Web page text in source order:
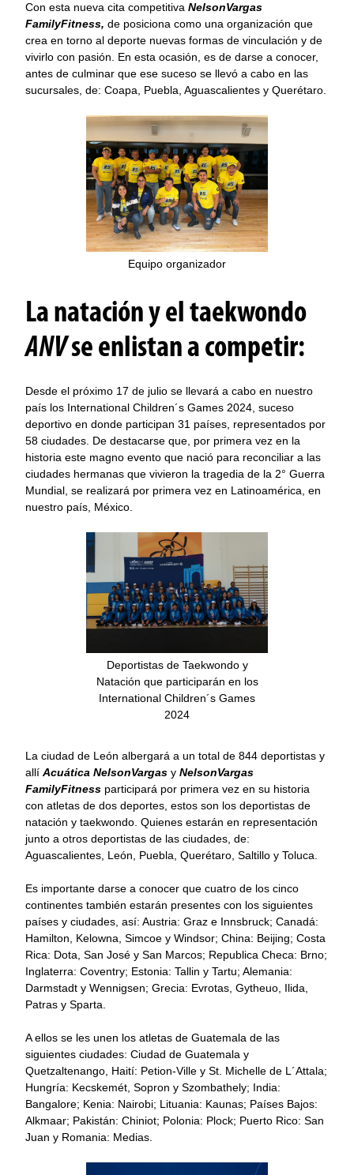
Con esta nueva cita competitiva NelsonVargas
FamilyFitness, de posiciona como una organización que
crea en torno al deporte nuevas formas de vinculación y de
vivirlo con pasión. En esta ocasión, es de darse a conocer,
antes de culminar que ese suceso se llevó a cabo en las
sucursales, de: Coapa, Puebla, Aguascalientes y Querétaro.
Equipo organizador
La natación y el taekwondo
ANVse enlistan a competir:
Desde el próximo 17 de julio se llevará a cabo en nuestro
país los International Children´s Games 2024, suceso
deportivo en donde participan 31 países, representados por
58 ciudades. De destacarse que, por primera vez en la
historia este magno evento que nació para reconciliar a las
ciudades hermanas que vivieron la tragedia de la 2° Guerra
Mundial, se realizará por primera vez en Latinoamérica, en
nuestro país, México.
Deportistas de Taekwondo y
Natación que participarán en los
International Children´s Games
2024
La ciudad de León albergará a un total de 844 deportistas y
allí Acuática NelsonVargas y NelsonVargas
FamilyFitness participará por primera vez en su historia
con atletas de dos deportes, estos son los deportistas de
natación y taekwondo. Quienes estarán en representación
junto a otros deportistas de las ciudades, de:
Aguascalientes, León, Puebla, Querétaro, Saltillo y Toluca.
Es importante darse a conocer que cuatro de los cinco
continentes también estarán presentes con los siguientes
países y ciudades, así: Austria: Graz e Innsbruck; Canadá:
Hamilton, Kelowna, Simcoe y Windsor; China: Beijing; Costa
Rica: Dota, San José y San Marcos; Republica Checa: Brno;
Inglaterra: Coventry; Estonia: Tallin y Tartu; Alemania:
Darmstadt y Wennigsen; Grecia: Evrotas, Gytheuo, Ilida,
Patras y Sparta.
A ellos se les unen los atletas de Guatemala de las
siguientes ciudades: Ciudad de Guatemala y
Quetzaltenango, Haití: Petion-Ville y St. Michelle de L´Attala;
Hungría: Kecskemét, Sopron y Szombathely; India:
Bangalore; Kenia: Nairobi; Lituania: Kaunas; Países Bajos:
Alkmaar; Pakistán: Chiniot; Polonia: Plock; Puerto Rico: San
Juan y Romania: Medias.